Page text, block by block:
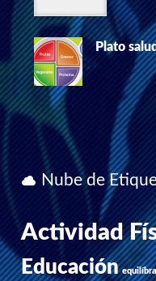
Plato
Nube de
Actividad
Educación